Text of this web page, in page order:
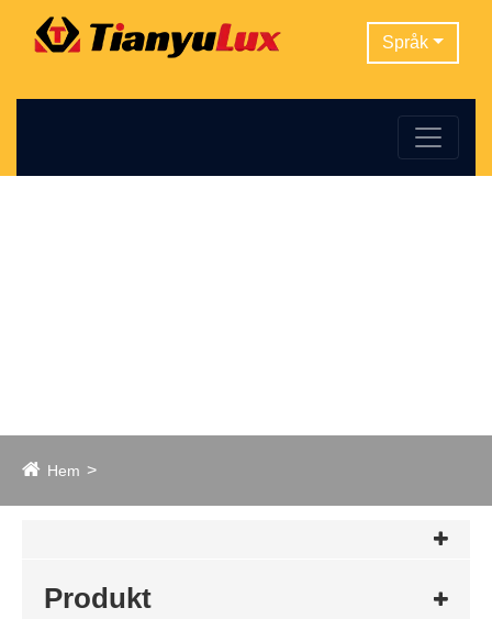
Språk
Hem
Produkt